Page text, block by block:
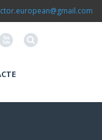
X